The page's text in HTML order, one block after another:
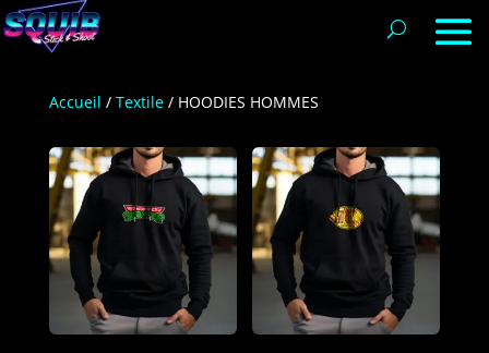
Accueil / Textile/ HOODIES HOMMES